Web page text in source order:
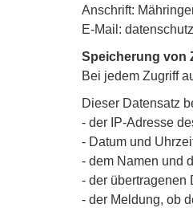
Anschrift:
E-Mail:
Speicherung von
Bei jedem Zugriff
Dieser Datensatz
- der IP-Adresse
- Datum und
- dem Namen und
- der übertragenen
- der Meldung, ob